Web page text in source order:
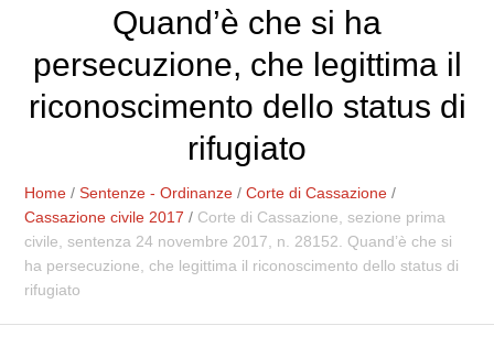
Quand’è che si ha
persecuzione, che legittima il
riconoscimento dello status di
rifugiato
Home /Sentenze - Ordinanze /Corte di Cassazione /
Cassazione civile 2017 / Corte di Cassazione, sezione prima
civile, sentenza 24 novembre 2017, n. 28152. Quand’è che si
ha persecuzione, che legittima il riconoscimento dello status di
rifugiato